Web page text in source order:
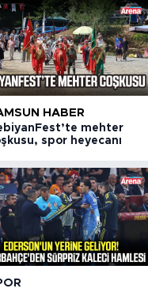
HABER
mehter
spor heyecanı